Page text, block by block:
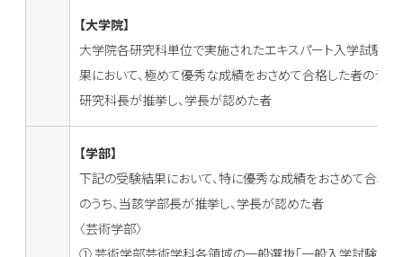
【大学院】
大学院各研究科単位で実施されたエキスパート入学試験の
果において、極めて優秀な成績をおさめて合格した者のうち
研究科長が推挙し、学長が認めた者
【学部】
下記の受験結果において、特に優秀な成績をおさめて合格
のうち、当該学部長が推挙し、学長が認めた者
〈芸術学部〉
① 芸術学部芸術学科各領域の一般選抜「一般入学試験前期